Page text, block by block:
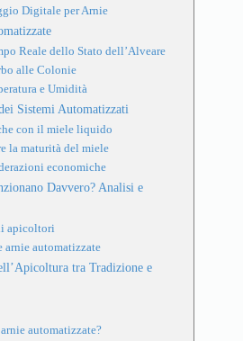
Digitale per Arnie
Reale dello Stato dell’Alveare
alle Colonie
e Umidità
Sistemi Automatizzati
con il miele liquido
la maturità del miele
economiche
Davvero? Analisi e
apicoltori
arnie automatizzate
tra Tradizione e
automatizzate?